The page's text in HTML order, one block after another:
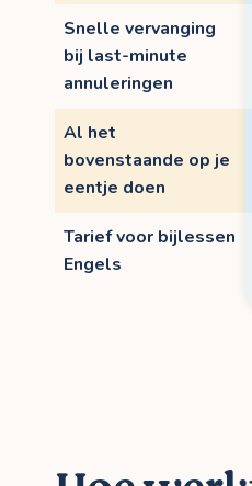
Snelle vervanging
bij last-minute
annuleringen
Al het
bovenstaande op je
eentje doen
Tarief voor bijlessen
Engels